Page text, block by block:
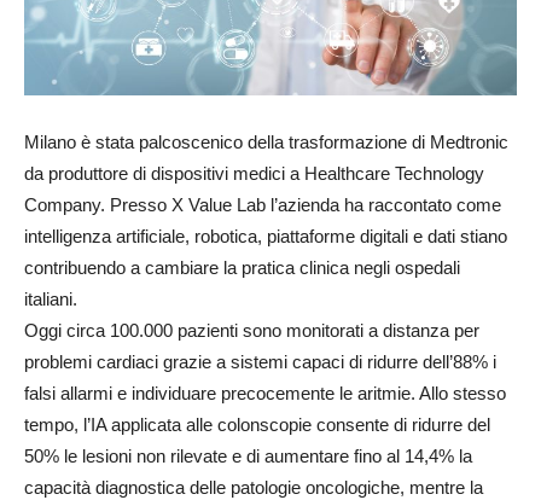
Milano è stata palcoscenico della trasformazione di Medtronic
da produttore di dispositivi medici a Healthcare Technology
Company. Presso X Value Lab l’azienda ha raccontato come
intelligenza artificiale, robotica, piattaforme digitali e dati stiano
contribuendo a cambiare la pratica clinica negli ospedali
italiani.
Oggi circa 100.000 pazienti sono monitorati a distanza per
problemi cardiaci grazie a sistemi capaci di ridurre dell’88% i
falsi allarmi e individuare precocemente le aritmie. Allo stesso
tempo, l’IA applicata alle colonscopie consente di ridurre del
50% le lesioni non rilevate e di aumentare fino al 14,4% la
capacità diagnostica delle patologie oncologiche, mentre la